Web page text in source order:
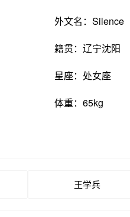
外文名：Silence
籍贯：辽宁沈阳
星座：处女座
体重：65kg
王学兵